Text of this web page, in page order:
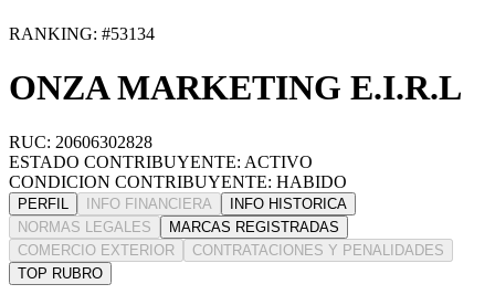
RANKING: #53134
ONZA MARKETING E.I.R.L
RUC: 20606302828
ESTADO CONTRIBUYENTE: ACTIVO
CONDICION CONTRIBUYENTE: HABIDO
PERFIL INFO FINANCIERA
INFO HISTORICA
NORMAS LEGALES
MARCAS REGISTRADAS
COMERCIO EXTERIOR
CONTRATACIONES Y PENALIDADES
TOP RUBRO